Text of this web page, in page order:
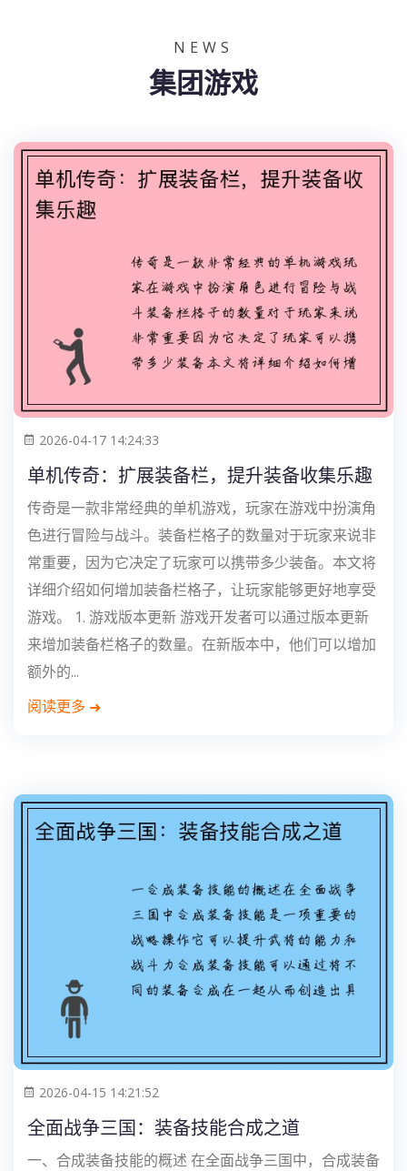
NEWS
集团游戏
2026-04-17 14:24:33
单机传奇：扩展装备栏，提升装备收集乐趣
传奇是一款非常经典的单机游戏，玩家在游戏中扮演角
色进行冒险与战斗。装备栏格子的数量对于玩家来说非
常重要，因为它决定了玩家可以携带多少装备。本文将
详细介绍如何增加装备栏格子，让玩家能够更好地享受
游戏。 1. 游戏版本更新 游戏开发者可以通过版本更新
来增加装备栏格子的数量。在新版本中，他们可以增加
额外的...
阅读更多
2026-04-15 14:21:52
全面战争三国：装备技能合成之道
一、合成装备技能的概述 在全面战争三国中，合成装备